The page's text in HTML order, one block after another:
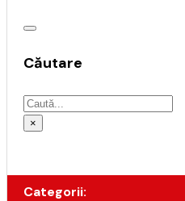
Căutare
Caută
×
Categorii: